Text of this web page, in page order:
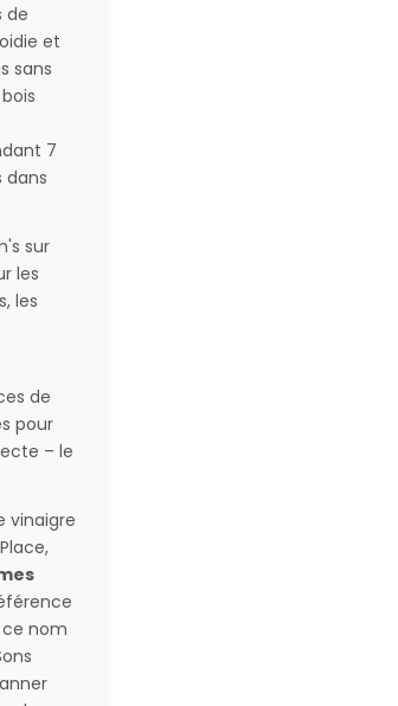
de
et
sans
7
dans
sur
les
les
de
pour
– le
vinaigre
nom